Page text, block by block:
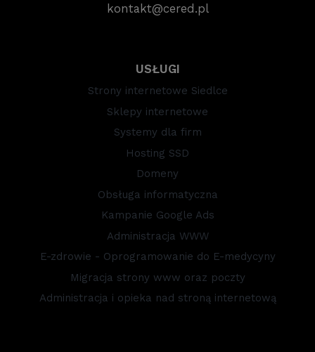
kontakt@cered.pl
USŁUGI
Strony internetowe Siedlce
Sklepy internetowe
Systemy dla firm
Hosting SSD
Domeny
Obsługa informatyczna
Kampanie Google Ads
Administracja WWW
E-zdrowie - Oprogramowanie do E-medycyny
Migracja strony www oraz poczty
Administracja i opieka nad stroną internetową